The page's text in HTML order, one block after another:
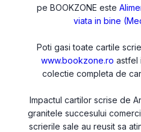
pe BOOKZONE este
viata in bine
Poti gasi toate cartile
www.bookzone.ro astfel
colectie completa de
Impactul cartilor scrise de
granitele succesului
scrierile sale au reusit sa